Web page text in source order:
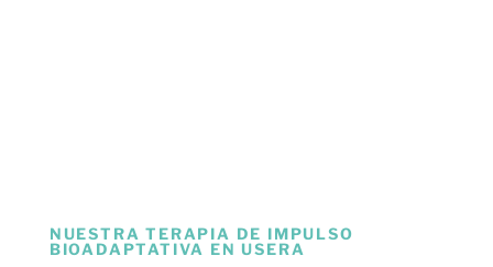
NUESTRA TERAPIA DE IMPULSO
BIOADAPTATIVA EN USERA